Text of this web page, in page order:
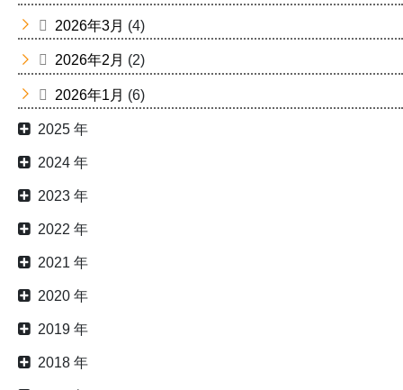
2026年3月 (4)
2026年2月 (2)
2026年1月 (6)
2025 年
2024 年
2023 年
2022 年
2021 年
2020 年
2019 年
2018 年